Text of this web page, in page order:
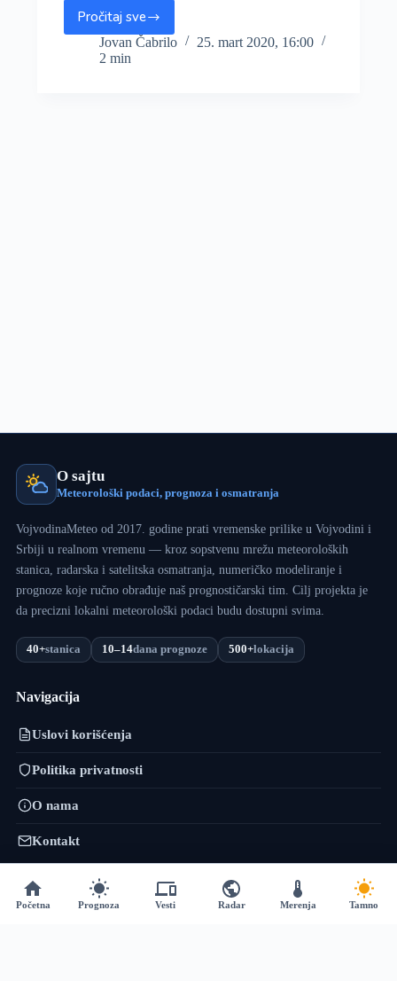
Pročitaj sve
Jutros
do
21cm
Jovan Čabrilo
25. mart 2020, 16:00
2 min
O sajtu
Meteorološki podaci, prognoza i osmatranja
VojvodinaMeteo od 2017. godine prati vremenske prilike u Vojvodini i
Srbiji u realnom vremenu — kroz sopstvenu mrežu meteoroloških
stanica, radarska i satelitska osmatranja, numeričko modeliranje i
prognoze koje ručno obrađuje naš prognostičarski tim. Cilj projekta je
da precizni lokalni meteorološki podaci budu dostupni svima.
40+stanica 10–14dana prognoze 500+lokacija
Navigacija
Uslovi korišćenja
Politika privatnosti
O nama
Kontakt
VojvodinaMeteo mreža
Početna Prognoza Vesti Radar Merenja Tamno